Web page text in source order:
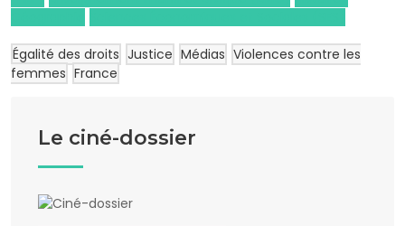
Égalité des droits Justice Médias Violences contre les
femmes France
Le ciné-dossier